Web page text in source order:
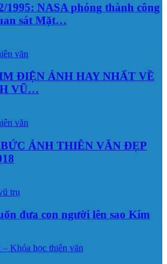
1995: NASA phóng thành công
sát Mặt…
văn
ĐIỆN ẢNH HAY NHẤT VỀ
VŨ…
văn
ẢNH THIÊN VĂN ĐẸP
trụ
đưa con người lên sao Kim
Khóa học thiên văn